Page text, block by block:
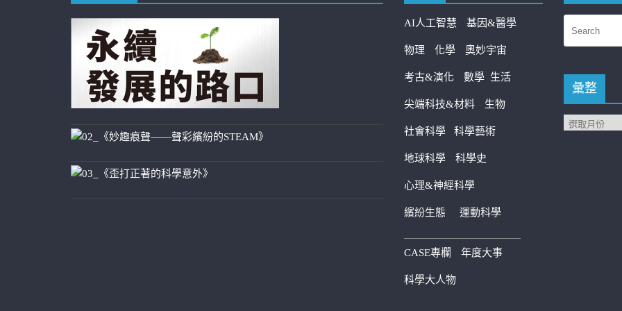
AI人工智慧 基因&醫學
物理 化學 奧妙宇宙
考古&演化 數學 生活
尖端科技&材料 生物
社會科學 科學藝術
地球科學 科學史
心理&神經科學
繽紛生態 運動科學
————————————
CASE專欄 年度大事
科學大人物
彙整